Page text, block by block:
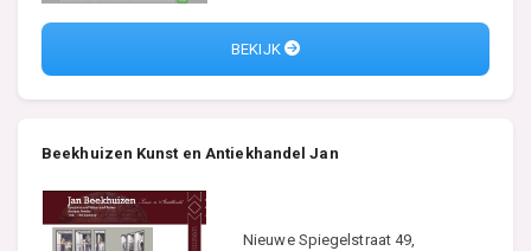
BEKIJK
Beekhuizen Kunst en Antiekhandel Jan
Nieuwe Spiegelstraat 49,